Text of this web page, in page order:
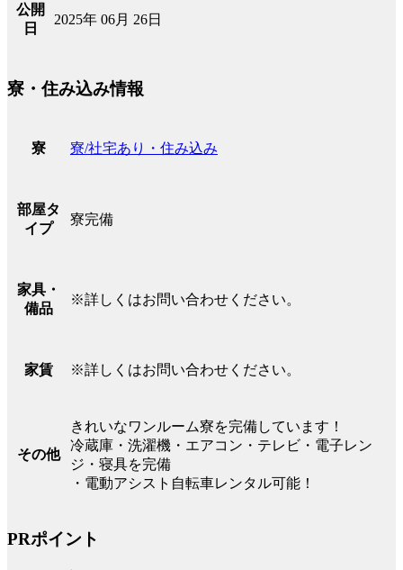
公開
日
2025年 06月 26日
寮・住み込み情報
寮 寮/社宅あり・住み込み
部屋タ
イプ
寮完備
家具・
備品
※詳しくはお問い合わせください。
家賃 ※詳しくはお問い合わせください。
その他
きれいなワンルーム寮を完備しています！
冷蔵庫・洗濯機・エアコン・テレビ・電子レン
ジ・寝具を完備
・電動アシスト自転車レンタル可能！
PRポイント